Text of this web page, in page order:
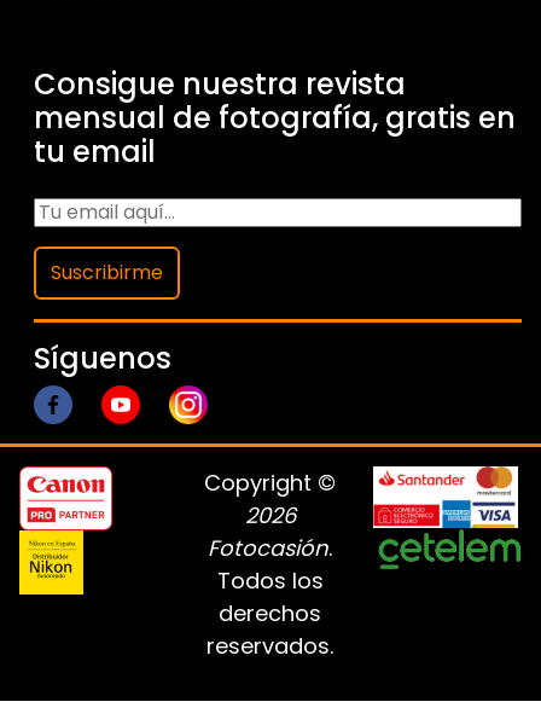
Consigue nuestra revista
mensual de fotografía, gratis en
tu email
Suscribirme
Síguenos
Copyright ©
2026
Fotocasión.
Todos los
derechos
reservados.